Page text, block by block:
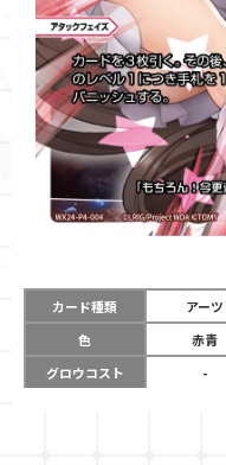
カード種類 アーツ
色
赤青
グロウコスト
-